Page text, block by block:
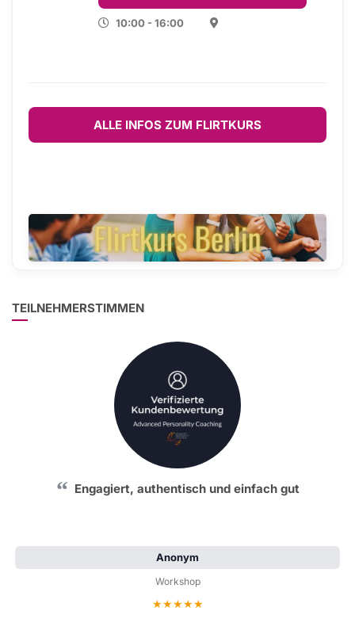
10:00 - 16:00
ALLE INFOS ZUM FLIRTKURS
TEILNEHMERSTIMMEN
Echte Weiterentwicklung erlebt
Frank R.
Workshop Teilnehmer
Bewertung: 5 von 5 Sternen